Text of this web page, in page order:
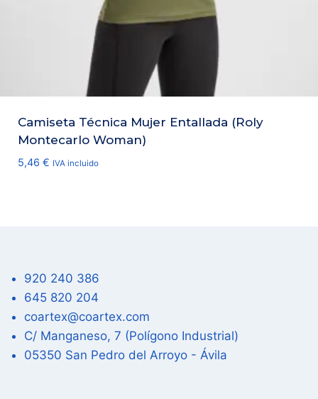
Camiseta Técnica Mujer Entallada (Roly
Montecarlo Woman)
5,46 € IVA incluido
920 240 386
645 820 204
coartex@coartex.com
C/ Manganeso, 7 (Polígono Industrial)
05350 San Pedro del Arroyo - Ávila